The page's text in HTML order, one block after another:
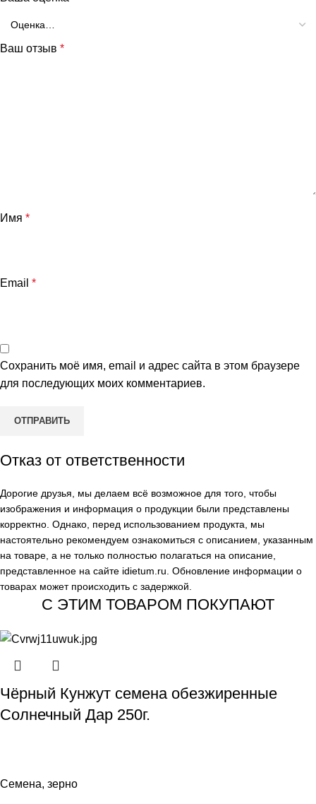
Ваш отзыв *
Имя *
Email *
Сохранить моё имя, email и адрес сайта в этом браузере
для последующих моих комментариев.
Отказ от ответственности
Дорогие друзья, мы делаем всё возможное для того, чтобы
изображения и информация о продукции были представлены
корректно. Однако, перед использованием продукта, мы
настоятельно рекомендуем ознакомиться с описанием, указанным
на товаре, а не только полностью полагаться на описание,
представленное на сайте idietum.ru . Обновление информации о
товарах может происходить с задержкой.
С ЭТИМ ТОВАРОМ ПОКУПАЮТ
Чёрный Кунжут семена обезжиренные
Солнечный Дар 250г.
Семена, зерно